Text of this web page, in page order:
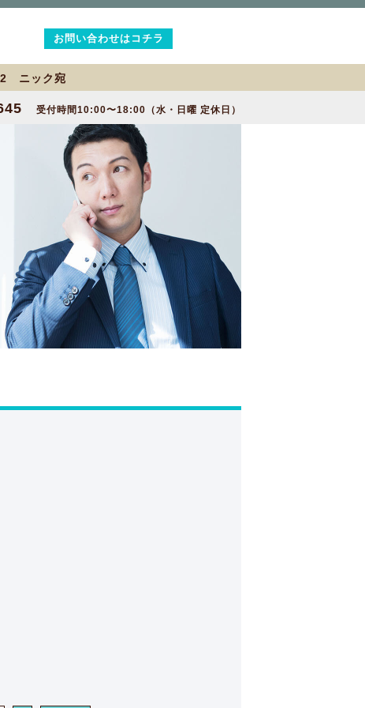
お問い合わせはコチラ
ニック宛
受付時間10:00〜18:00（水・日曜 定休日）